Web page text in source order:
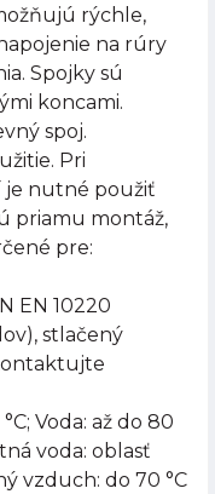
rýchle,
na rúry
Spojky sú
koncami.
spoj.
Pri
je nutné použiť
priamu montáž,
pre:
EN 10220
stlačený
Voda: až do 80
voda: oblasť
vzduch: do 70 °C